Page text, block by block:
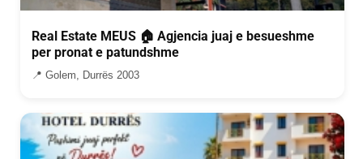
Real Estate MEUS 🏠 Agjencia juaj e besueshme
per pronat e patundshme
📍 Golem, Durrës 2003